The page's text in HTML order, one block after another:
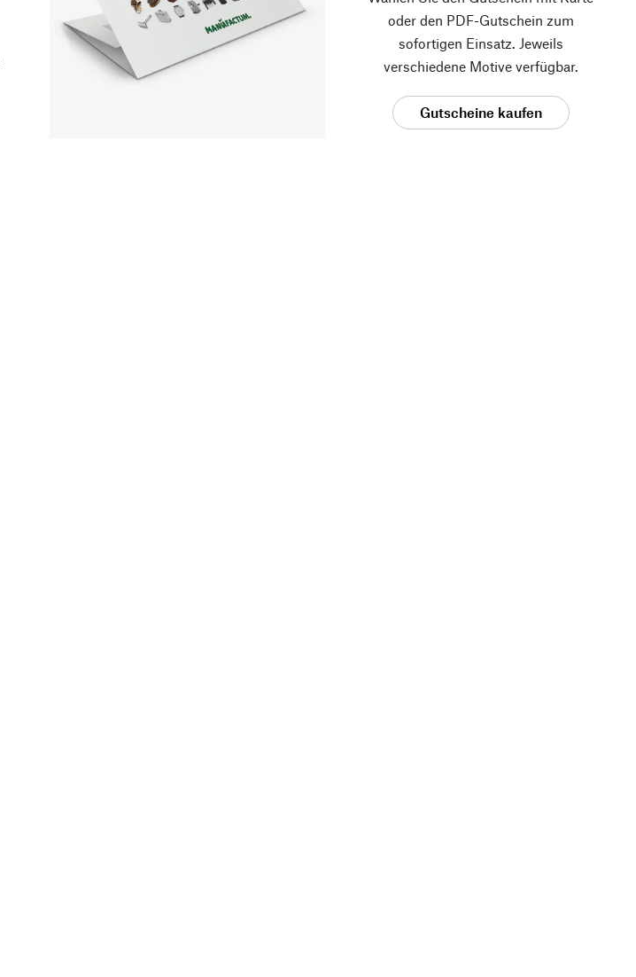
oder den PDF-Gutschein zum
sofortigen Einsatz. Jeweils
verschiedene Motive verfügbar.
Gutscheine kaufen